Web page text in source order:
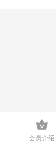
会员介绍